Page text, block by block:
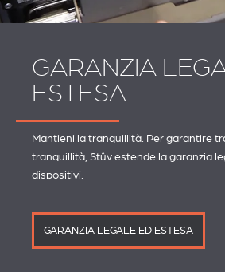
GARANZIA
ESTESA
Mantieni la tranquillità. Per garantire
tranquillità, Stûv estende la garanzia
dispositivi.
GARANZIA LEGALE ED ESTESA